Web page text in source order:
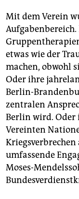
Mit dem Verein
Aufgabenbereich.
etwas wie der
machen, obwohl
Oder ihre
Berlin-
zentralen
Berlin wird. Oder
Vereinten
Kriegsverbrechen
umfassende
Moses-